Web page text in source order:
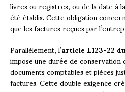
livres ou registres, ou de la date à
été établis. Cette obligation
que les factures reçues par
Parallèlement, l’article L123-22
impose une durée de conservation
documents comptables et pièces
factures. Cette double exigence